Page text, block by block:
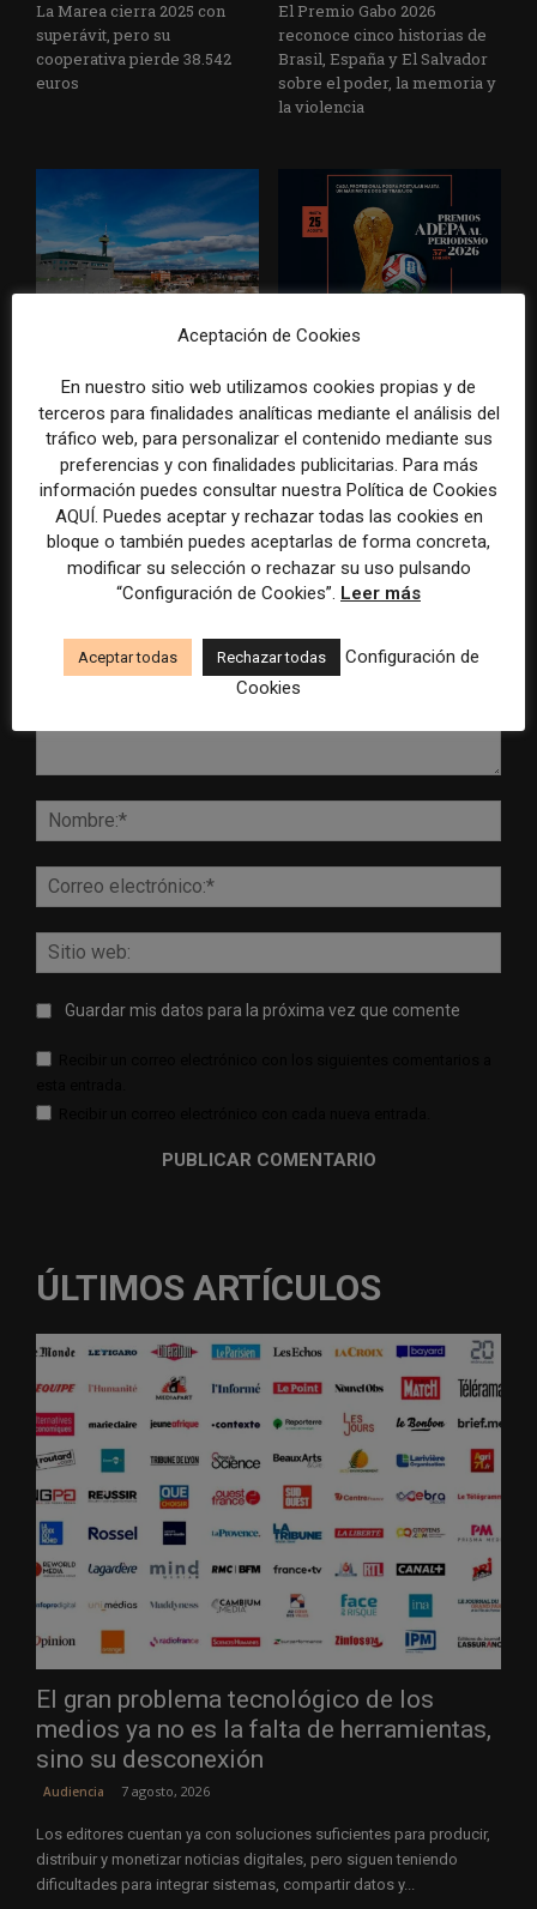
La Marea cierra 2025 con
superávit, pero su
cooperativa pierde 38.542
euros
El Premio Gabo 2026
reconoce cinco historias de
Brasil, España y El Salvador
sobre el poder, la memoria y
la violencia
Radio Televisión Madrid
control para el uso de la
inteligencia artificial
ADEPA crea un premio
cobertura periodística del
Mundial 2026
DEJA UNA RESPUESTA
Guardar mis datos para la próxima vez que comente
ÚLTIMOS ARTÍCULOS
El gran problema tecnológico de los
medios ya no es la falta de herramientas,
sino su desconexión
Audiencia 7 agosto, 2026
Los editores cuentan ya con soluciones suficientes para producir,
distribuir y monetizar noticias digitales, pero siguen teniendo
dificultades para integrar sistemas, compartir datos y...
Aceptación de Cookies
En nuestro sitio web utilizamos cookies propias y de
terceros para finalidades analíticas mediante el análisis del
tráfico web, para personalizar el contenido mediante sus
preferencias y con finalidades publicitarias. Para más
información puedes consultar nuestra Política de Cookies
AQUÍ. Puedes aceptar y rechazar todas las cookies en
bloque o también puedes aceptarlas de forma concreta,
modificar su selección o rechazar su uso pulsando
“Configuración de Cookies”. Leer más
Aceptar todas Rechazar todas
Configuración de
Cookies